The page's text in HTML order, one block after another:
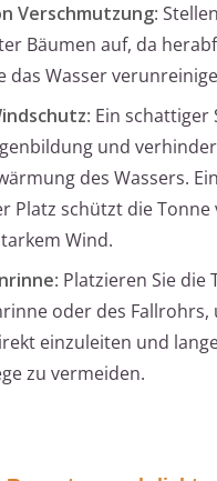
Verschmutzung:
Bäumen auf, da
das Wasser
: Ein
und
des Wassers. Ein
Platz schützt die Tonne
Wind.
: Platzieren Sie die
oder des Fallrohrs,
einzuleiten und
zu vermeiden.